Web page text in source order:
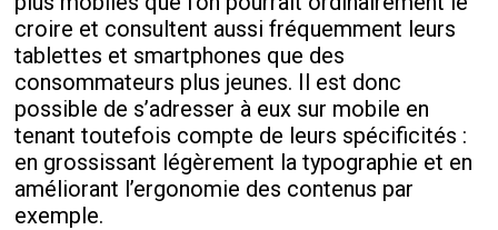
croire et consultent aussi fréquemment leurs
tablettes et smartphones que des
consommateurs plus jeunes. Il est donc
possible de s’adresser à eux sur mobile en
tenant toutefois compte de leurs spécificités :
en grossissant légèrement la typographie et en
améliorant l’ergonomie des contenus par
exemple.